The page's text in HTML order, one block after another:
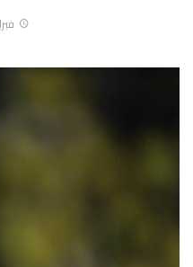
فبراير